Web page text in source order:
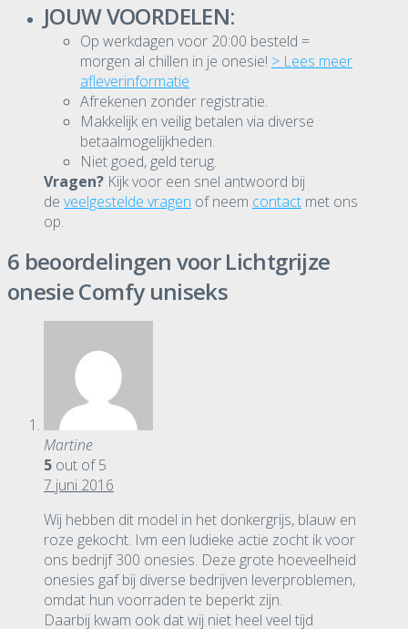
JOUW VOORDELEN:
Op werkdagen voor 20:00 besteld =
morgen al chillen in je onesie! > Lees meer
afleverinformatie
Afrekenen zonder registratie.
Makkelijk en veilig betalen via diverse
betaalmogelijkheden.
Niet goed, geld terug.
Vragen? Kijk voor een snel antwoord bij
de veelgestelde vragen of neem contact met ons
op.
6 beoordelingen voorLichtgrijze
onesie Comfy uniseks
Martine
5 out of 5
7 juni 2016
Wij hebben dit model in het donkergrijs, blauw en
roze gekocht. Ivm een ludieke actie zocht ik voor
ons bedrijf 300 onesies. Deze grote hoeveelheid
onesies gaf bij diverse bedrijven leverproblemen,
omdat hun voorraden te beperkt zijn.
Daarbij kwam ook dat wij niet heel veel tijd